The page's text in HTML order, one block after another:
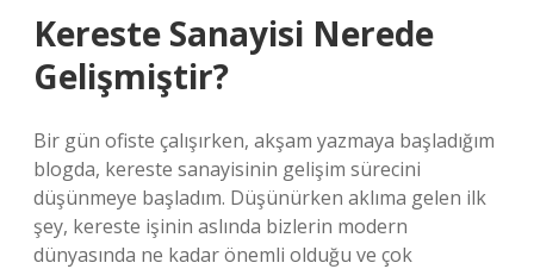
Kereste Sanayisi Nerede
Gelişmiştir?
Bir gün ofiste çalışırken, akşam yazmaya başladığım
blogda, kereste sanayisinin gelişim sürecini
düşünmeye başladım. Düşünürken aklıma gelen ilk
şey, kereste işinin aslında bizlerin modern
dünyasında ne kadar önemli olduğu ve çok